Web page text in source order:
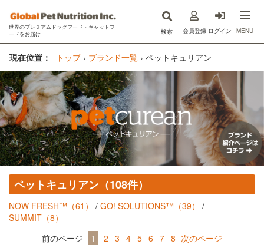
世界のプレミアムドッグフード・キャットフ
ードをお届け
検索 会員登録 ログイン
now fresh(ナウフレッシュ)
GO!SOLUTIONS(ゴー)
キットキャット
フードを探す
オンライン購入
コラム
原材料ハンドブック
Instagram
MENU
現在位置： トップ› ブランド一覧 › ペットキュリアン
ペットキュリアン（108件）
NOW FRESH™（61） / GO! SOLUTIONS™（39）
/
SUMMIT（8）
前のページ
1 2 3 4 5 6 7 8 次のページ